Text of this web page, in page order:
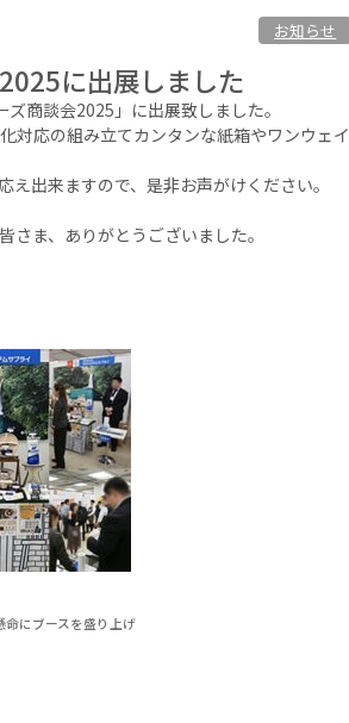
お知らせ
に出展しました
商談会2025」に出展致しました。
対応の組み立てカンタンな紙箱やワンウェイ
出来ますので、是非お声がけください。
ま、ありがとうございました。
にブースを盛り上げ